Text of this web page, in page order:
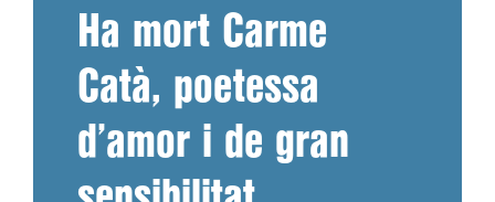
Ha mort Carme
Catà, poetessa
d’amor i de gran